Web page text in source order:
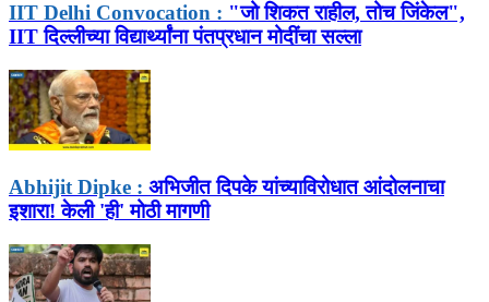
IIT Delhi Convocation : "जो शिकत राहील, तोच जिंकेल",
IIT दिल्लीच्या विद्यार्थ्यांना पंतप्रधान मोदींचा सल्ला
Abhijit Dipke : अभिजीत दिपके यांच्याविरोधात आंदोलनाचा
इशारा! केली 'ही' मोठी मागणी